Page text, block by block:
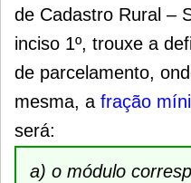
de Cadastro Rural –
inciso 1º, trouxe a
de parcelamento,
mesma, a fração
será:
a) o módulo